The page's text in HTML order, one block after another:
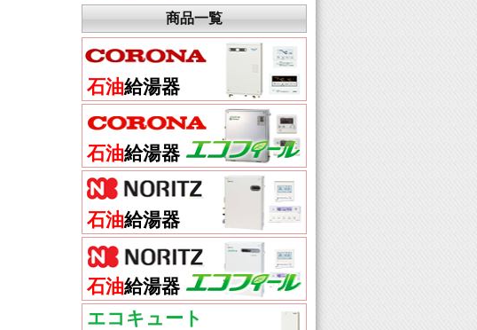
商品一覧
石油給湯器
石油給湯器
石油給湯器
石油給湯器
エコキュート